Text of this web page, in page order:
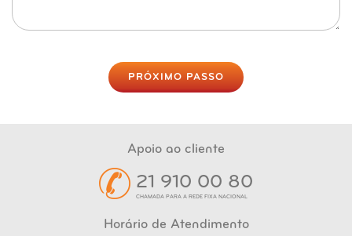
PRÓXIMO PASSO
Apoio ao cliente
21 910 00 80
CHAMADA PARA A REDE FIXA NACIONAL
Horário de Atendimento